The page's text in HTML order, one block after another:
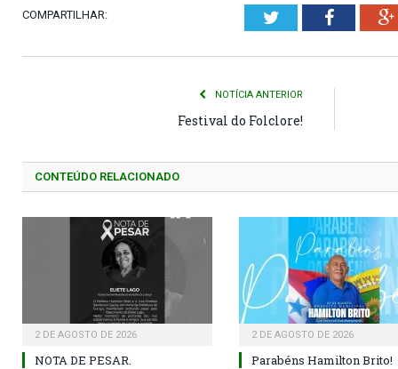
COMPARTILHAR: Twitter
NOTÍCIA ANTERIOR
Festival do Folclore!
CONTEÚDO RELACIONADO
2 DE AGOSTO DE 2026
NOTA DE PESAR.
2 DE AGOSTO DE 2026
Parabéns Hamilton Brito!